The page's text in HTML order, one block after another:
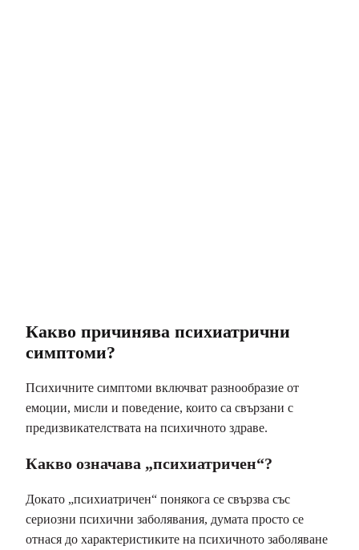
Какво причинява психиатрични
симптоми?
Психичните симптоми включват разнообразие от
емоции, мисли и поведение, които са свързани с
предизвикателствата на психичното здраве.
Какво означава „психиатричен“?
Докато „психиатричен“ понякога се свързва със
сериозни психични заболявания, думата просто се
отнася до характеристиките на психичното заболяване